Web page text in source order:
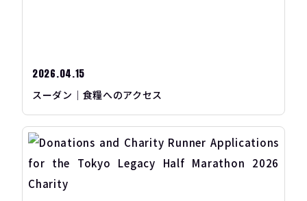
2026.04.15
スーダン｜食糧へのアクセス